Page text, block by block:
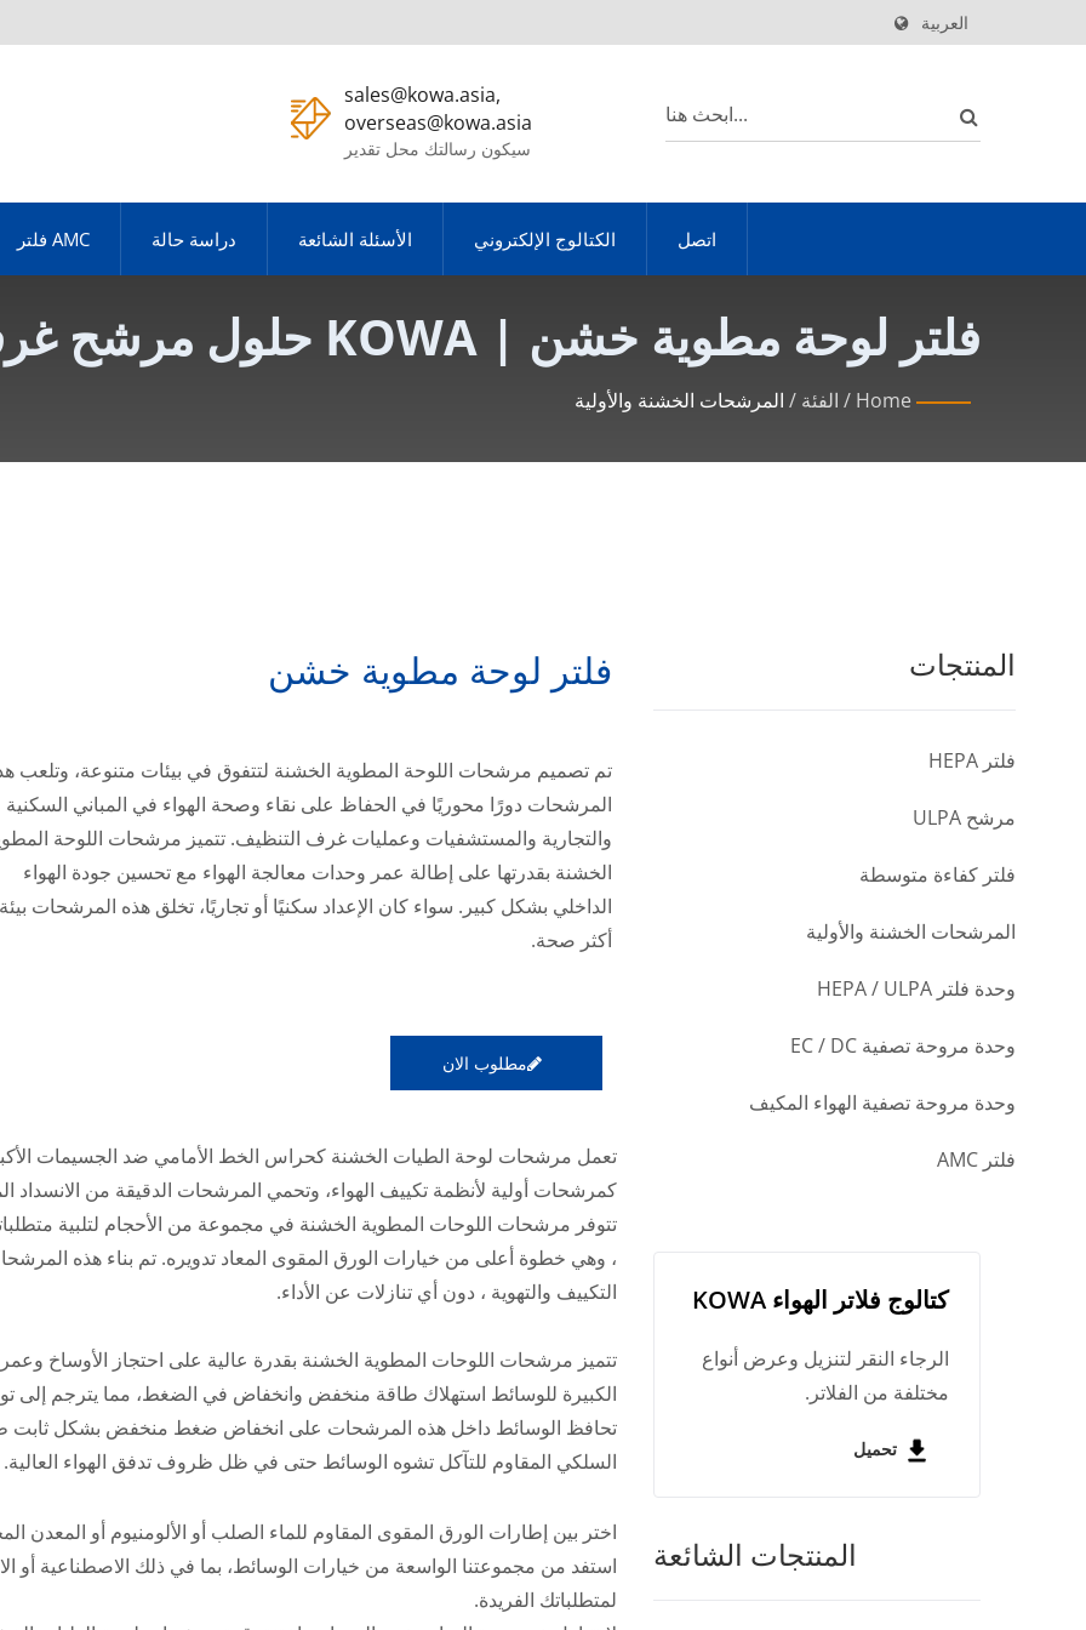
العربية
sales@kowa.asia,
overseas@kowa.asia
سيكون رسالتك محل تقدير
فلتر AMC دراسة حالة الأسئلة الشائعة الكتالوج الإلكتروني اتصل
فلتر لوحة مطوية خشن | KOWA حلول مرشح غرفة التنظيف المتطورة
Home
/ الفئة / المرشحات الخشنة والأولية
فلتر لوحة مطوية خشن
تم تصميم مرشحات اللوحة المطوية الخشنة لتتفوق في بيئات متنوعة، وتلعب
المرشحات دورًا محوريًا في الحفاظ على نقاء وصحة الهواء في المباني السكنية
والتجارية والمستشفيات وعمليات غرف التنظيف. تتميز مرشحات اللوحة
الخشنة بقدرتها على إطالة عمر وحدات معالجة الهواء مع تحسين جودة الهواء
الداخلي بشكل كبير. سواء كان الإعداد سكنيًا أو تجاريًا، تخلق هذه المرشحات
أكثر صحة.
مطلوب الان
تعمل مرشحات لوحة الطيات الخشنة كحراس الخط الأمامي ضد الجسيمات
كمرشحات أولية لأنظمة تكييف الهواء، وتحمي المرشحات الدقيقة من الانسداد
تتوفر مرشحات اللوحات المطوية الخشنة في مجموعة من الأحجام لتلبية
، وهي خطوة أعلى من خيارات الورق المقوى المعاد تدويره. تم بناء هذه
التكييف والتهوية ، دون أي تنازلات عن الأداء.
تتميز مرشحات اللوحات المطوية الخشنة بقدرة عالية على احتجاز
الكبيرة للوسائط استهلاك طاقة منخفض وانخفاض في الضغط، مما يترجم إلى
تحافظ الوسائط داخل هذه المرشحات على انخفاض ضغط منخفض بشكل ثابت
السلكي المقاوم للتآكل تشوه الوسائط حتى في ظل ظروف تدفق الهواء العالية.
اختر بين إطارات الورق المقوى المقاوم للماء الصلب أو الألومنيوم أو المعدن
استفد من مجموعتنا الواسعة من خيارات الوسائط، بما في ذلك الاصطناعية
لمتطلباتك الفريدة.
المنتجات
فلتر HEPA
مرشح ULPA
فلتر كفاءة متوسطة
المرشحات الخشنة والأولية
وحدة فلتر HEPA / ULPA
وحدة مروحة تصفية EC / DC
وحدة مروحة تصفية الهواء المكيف
فلتر AMC
كتالوج فلاتر الهواء KOWA
الرجاء النقر لتنزيل وعرض أنواع
مختلفة من الفلاتر.
تحميل
المنتجات الشائعة